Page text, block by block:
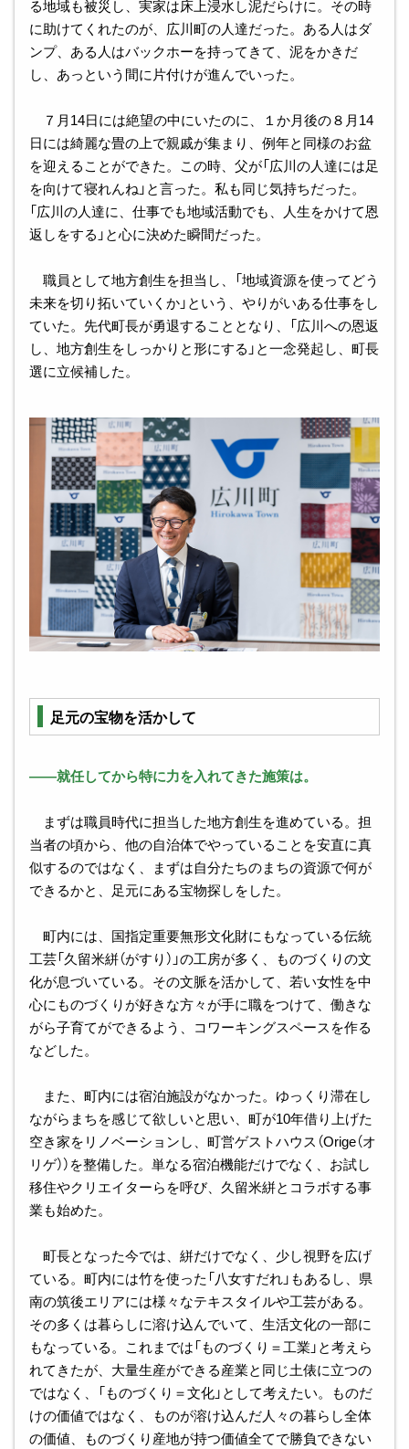
る地域も被災し、実家は床上浸水し泥だらけに。その時
に助けてくれたのが、広川町の人達だった。ある人はダ
ンプ、ある人はバックホーを持ってきて、泥をかきだ
し、あっという間に片付けが進んでいった。
７月14日には絶望の中にいたのに、１か月後の８月14
日には綺麗な畳の上で親戚が集まり、例年と同様のお盆
を迎えることができた。この時、父が「広川の人達には足
を向けて寝れんね」と言った。私も同じ気持ちだった。
「広川の人達に、仕事でも地域活動でも、人生をかけて恩
返しをする」と心に決めた瞬間だった。
職員として地方創生を担当し、「地域資源を使ってどう
未来を切り拓いていくか」という、やりがいある仕事をし
ていた。先代町長が勇退することとなり、「広川への恩返
し、地方創生をしっかりと形にする」と一念発起し、町長
選に立候補した。
足元の宝物を活かして
――就任してから特に力を入れてきた施策は。
まずは職員時代に担当した地方創生を進めている。担
当者の頃から、他の自治体でやっていることを安直に真
似するのではなく、まずは自分たちのまちの資源で何が
できるかと、足元にある宝物探しをした。
町内には、国指定重要無形文化財にもなっている伝統
工芸「久留米絣（がすり）」の工房が多く、ものづくりの文
化が息づいている。その文脈を活かして、若い女性を中
心にものづくりが好きな方々が手に職をつけて、働きな
がら子育てができるよう、コワーキングスペースを作る
などした。
また、町内には宿泊施設がなかった。ゆっくり滞在し
ながらまちを感じて欲しいと思い、町が10年借り上げた
空き家をリノベーションし、町営ゲストハウス（Orige（オ
リゲ））を整備した。単なる宿泊機能だけでなく、お試し
移住やクリエイターらを呼び、久留米絣とコラボする事
業も始めた。
町長となった今では、絣だけでなく、少し視野を広げ
ている。町内には竹を使った「八女すだれ」もあるし、県
南の筑後エリアには様々なテキスタイルや工芸がある。
その多くは暮らしに溶け込んでいて、生活文化の一部に
もなっている。これまでは「ものづくり＝工業」と考えら
れてきたが、大量生産ができる産業と同じ土俵に立つの
ではなく、「ものづくり＝文化」として考えたい。ものだ
けの価値ではなく、ものが溶け込んだ人々の暮らし全体
の価値、ものづくり産地が持つ価値全てで勝負できない